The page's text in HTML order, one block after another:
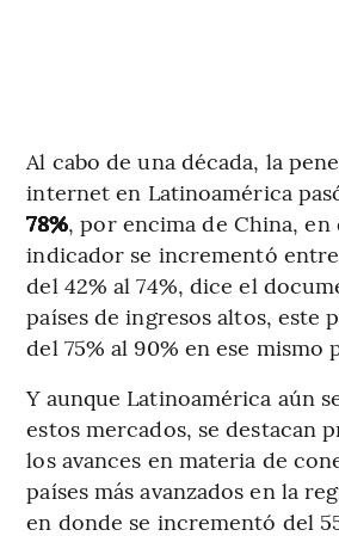
Al cabo de una década, la
internet en Latinoamérica
78%, por encima de China, en
indicador se incrementó
del 42% al 74%, dice el
países de ingresos altos, este
del 75% al 90% en ese mismo
Y aunque Latinoamérica aún
estos mercados, se destacan
los avances en materia de
países más avanzados en la
en donde se incrementó del